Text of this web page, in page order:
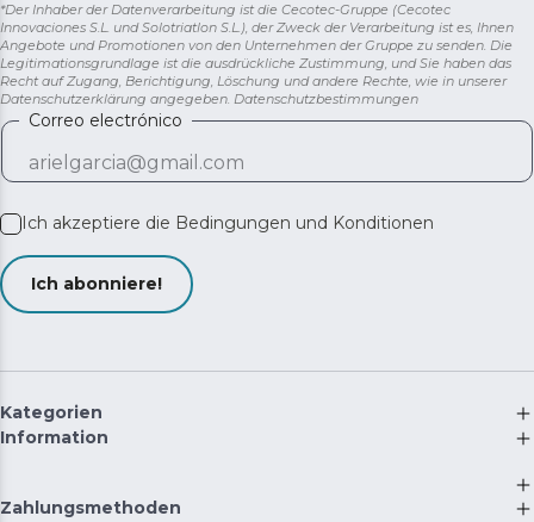
*Der Inhaber der Datenverarbeitung ist die Cecotec-Gruppe (Cecotec
Innovaciones S.L. und Solotriatlon S.L.), der Zweck der Verarbeitung ist es, Ihnen
Angebote und Promotionen von den Unternehmen der Gruppe zu senden. Die
Legitimationsgrundlage ist die ausdrückliche Zustimmung, und Sie haben das
Recht auf Zugang, Berichtigung, Löschung und andere Rechte, wie in unserer
Datenschutzerklärung angegeben. Datenschutzbestimmungen
Correo electrónico
Ich akzeptiere die Bedingungen und Konditionen
Ich abonniere!
Kategorien
Information
Zahlungsmethoden